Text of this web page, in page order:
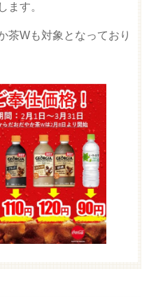
ます。
茶Wも対象となっており